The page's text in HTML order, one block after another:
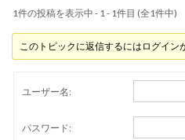
1件の投稿を表示中 - 1 - 1件目 (全1件中)
このトピックに返信するにはログイン
ユーザー名:
パスワード: